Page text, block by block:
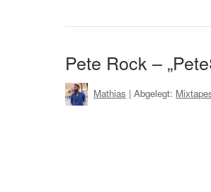
Pete Rock –
Mathias | Abgelegt: